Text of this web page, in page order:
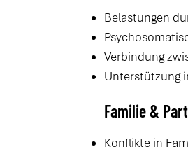
Belastungen
Verbindung
Unterstützung
Familie &
Konflikte in